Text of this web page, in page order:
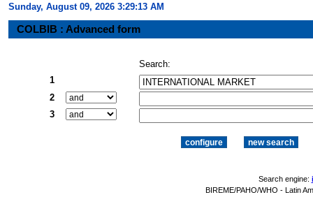
Sunday, August 09, 2026 3:29:13 AM
COLBIB : Advanced form
Search:
1
2
3
Search engine:
BIREME/PAHO/WHO - Latin